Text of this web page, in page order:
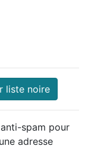
liste noire
spam pour
adresse